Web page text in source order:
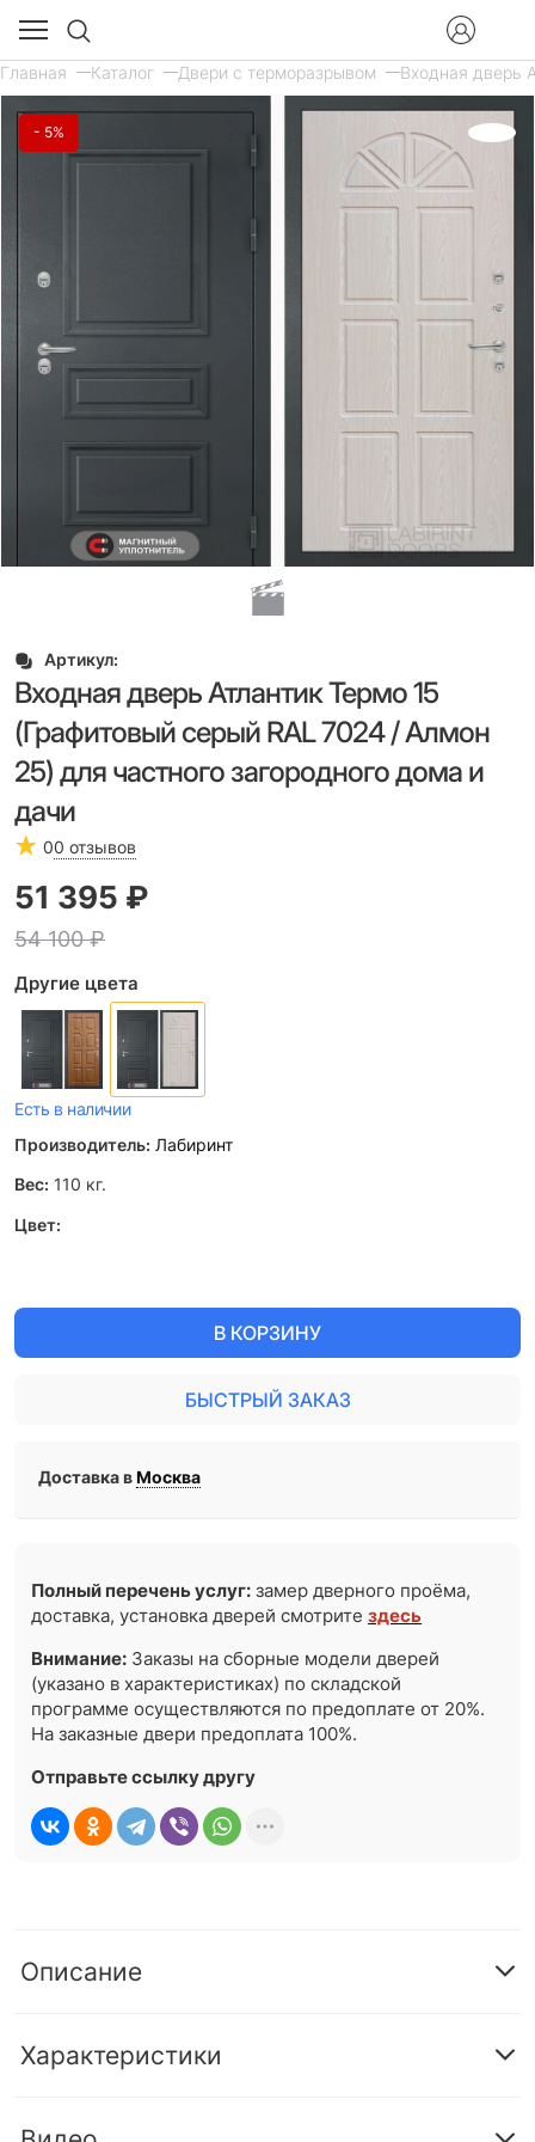
Главная Каталог Двери с терморазрывом Входная дверь
- 5%
Артикул:
Входная дверь Атлантик Термо 15
(Графитовый серый RAL 7024 / Алмон
25) для частного загородного дома и
дачи
00 отзывов
54 100 ₽
51 395 ₽
Другие цвета
Есть в наличии
Производитель: Лабиринт
Вес: 110 кг.
Цвет:
В КОРЗИНУ
БЫСТРЫЙ ЗАКАЗ
Доставка вМосква
Полный перечень услуг: замер дверного проёма,
доставка, установка дверей смотритездесь
Внимание: Заказы на сборные модели дверей
(указано в характеристиках) по складской
программе осуществляются по предоплате от 20%.
На заказные двери предоплата 100%.
Отправьте ссылку другу
Описание
Характеристики